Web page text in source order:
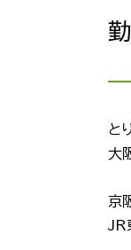
と
大
京
JR